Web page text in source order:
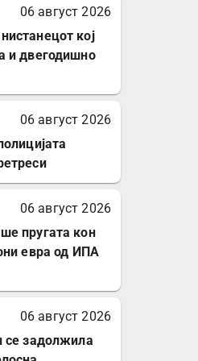
заштита на
06 август 2026
кој
и двегодишно
06 август 2026
06 август 2026
пругата кон
евра од ИПА
06 август 2026
се задолжила